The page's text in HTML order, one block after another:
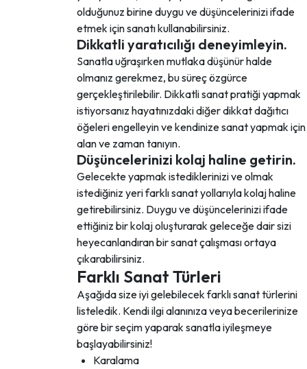
olduğunuz birine duygu ve düşüncelerinizi ifade
etmek için sanatı kullanabilirsiniz.
Dikkatli yaratıcılığı deneyimleyin.
Sanatla uğraşırken mutlaka düşünür halde
olmanız gerekmez, bu süreç özgürce
gerçekleştirilebilir. Dikkatli sanat pratiği yapmak
istiyorsanız hayatınızdaki diğer dikkat dağıtıcı
öğeleri engelleyin ve kendinize sanat yapmak için
alan ve zaman tanıyın.
Düşüncelerinizi kolaj haline getirin.
Gelecekte yapmak istediklerinizi ve olmak
istediğiniz yeri farklı sanat yollarıyla kolaj haline
getirebilirsiniz. Duygu ve düşüncelerinizi ifade
ettiğiniz bir kolaj oluşturarak geleceğe dair sizi
heyecanlandıran bir sanat çalışması ortaya
çıkarabilirsiniz.
Farklı Sanat Türleri
Aşağıda size iyi gelebilecek farklı sanat türlerini
listeledik. Kendi ilgi alanınıza veya becerilerinize
göre bir seçim yaparak sanatla iyileşmeye
başlayabilirsiniz!
Karalama